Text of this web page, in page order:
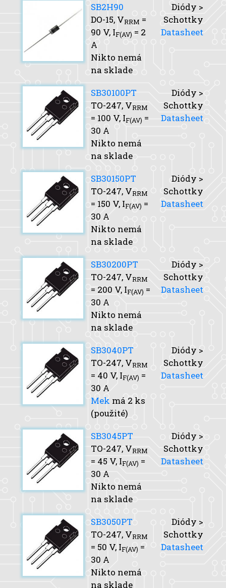
SB2H90
DO-15, VRRM =
90 V, IF(AV) = 2
A
Nikto nemá
na sklade
Diódy >
Schottky
Datasheet
SB30100PT
TO-247, VRRM
= 100 V, IF(AV) =
30 A
Nikto nemá
na sklade
Diódy >
Schottky
Datasheet
SB30150PT
TO-247, VRRM
= 150 V, IF(AV) =
30 A
Nikto nemá
na sklade
Diódy >
Schottky
Datasheet
SB30200PT
TO-247, VRRM
= 200 V, IF(AV) =
30 A
Nikto nemá
na sklade
Diódy >
Schottky
Datasheet
SB3040PT
TO-247, VRRM
= 40 V, IF(AV) =
30 A
Mek má 2 ks
(použité)
Diódy >
Schottky
Datasheet
SB3045PT
TO-247, VRRM
= 45 V, IF(AV) =
30 A
Nikto nemá
na sklade
Diódy >
Schottky
Datasheet
SB3050PT
TO-247, VRRM
= 50 V, IF(AV) =
30 A
Nikto nemá
na sklade
Diódy >
Schottky
Datasheet